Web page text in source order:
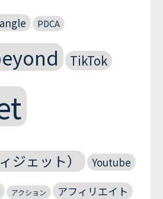
PDCA
TikTok
ジェット）
Youtube
アクション アフィリエイト